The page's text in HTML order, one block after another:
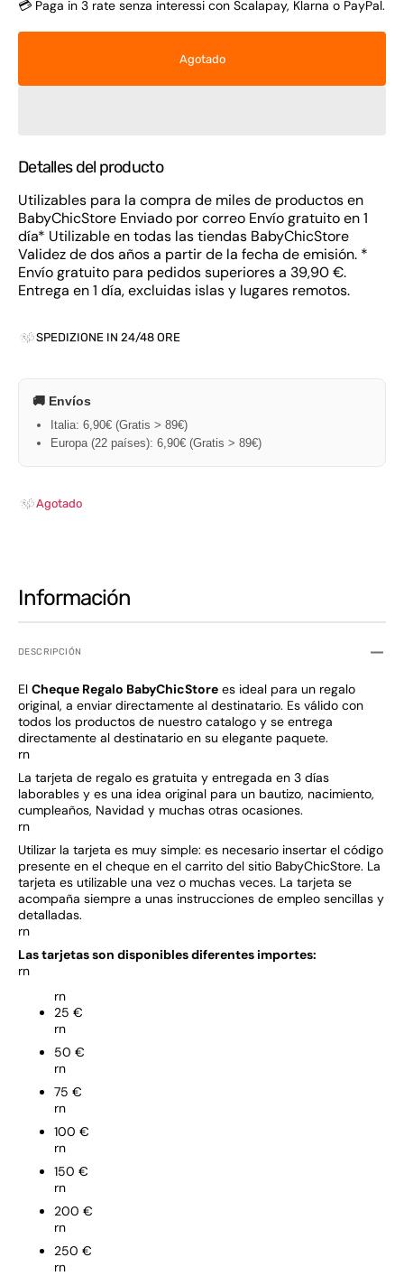
Información
DESCRIPCIÓN
El Cheque Regalo BabyChicStore es ideal para un regalo
original, a enviar directamente al destinatario. Es válido con
todos los productos de nuestro catalogo y se entrega
directamente al destinatario en su elegante paquete.
rn
La tarjeta de regalo es gratuita y entregada en 3 días
laborables y es una idea original para un bautizo, nacimiento,
cumpleaños, Navidad y muchas otras ocasiones.
rn
Utilizar la tarjeta es muy simple: es necesario insertar el código
presente en el cheque en el carrito del sitio BabyChicStore. La
tarjeta es utilizable una vez o muchas veces. La tarjeta se
acompaña siempre a unas instrucciones de empleo sencillas y
detalladas.
rn
Las tarjetas son disponibles diferentes importes:
rn
rn
25 €
rn
50 €
rn
75 €
rn
100 €
rn
150 €
rn
200 €
rn
250 €
rn
💳 Paga in 3 rate senza interessi con Scalapay, Klarna o PayPal.
Agotado
Detalles del producto
Utilizables para la compra de miles de productos en
BabyChicStore Enviado por correo Envío gratuito en 1
día* Utilizable en todas las tiendas BabyChicStore
Validez de dos años a partir de la fecha de emisión. *
Envío gratuito para pedidos superiores a 39,90 €.
Entrega en 1 día, excluidas islas y lugares remotos.
SPEDIZIONE IN 24/48 ORE
🚚 Envíos
Italia: 6,90€ (Gratis > 89€)
Europa (22 países): 6,90€ (Gratis > 89€)
Agotado